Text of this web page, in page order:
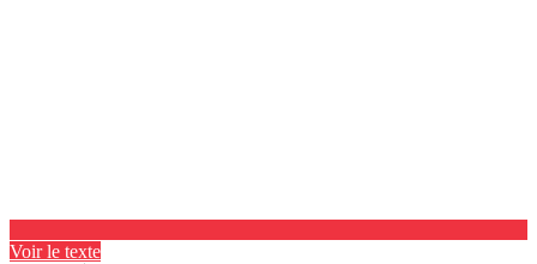
Voir le texte